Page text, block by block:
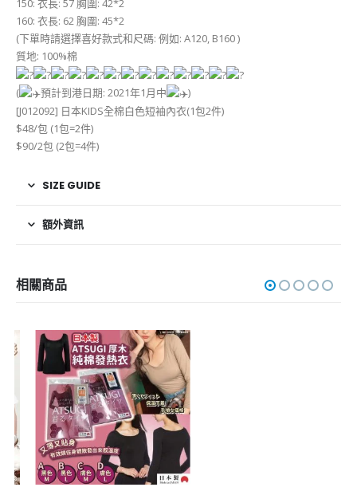
150: 衣長: 57 胸圍: 42*2
160: 衣長: 62 胸圍: 45*2
(下單時請選擇喜好款式和尺碼: 例如: A120, B160 )
質地: 100%棉
( 預計到港日期: 2021年1月中
)
[J012092] 日本KIDS全棉白色短袖內衣(1包2件)
$48/包 (1包=2件)
$90/2包 (2包=4件)
SIZE GUIDE
額外資訊
相關商品